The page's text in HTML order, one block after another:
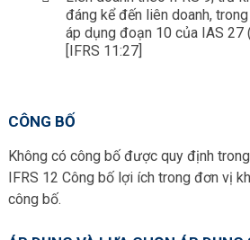
đáng kể đến liên doanh,
áp dụng đoạn 10 của IAS 27
[IFRS 11:27]
CÔNG BỐ
Không có công bố được quy định
IFRS 12 Công bố lợi ích trong đơn vị
công bố.